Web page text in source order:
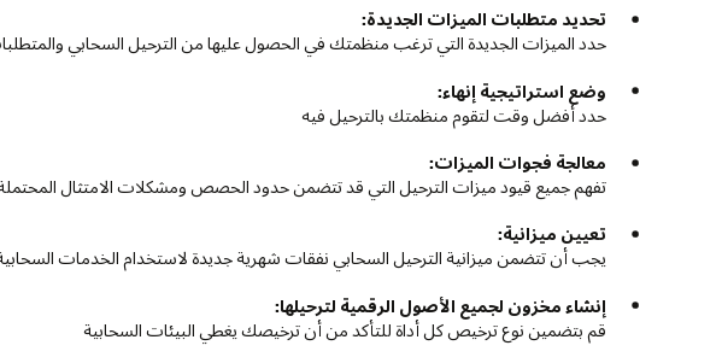
تحديد متطلبات الميزات الجديدة:
حدد الميزات الجديدة التي ترغب منظمتك في الحصول عليها من الترحيل السحابي
وضع استراتيجية إنهاء:
حدد أفضل وقت لتقوم منظمتك بالترحيل فيه
معالجة فجوات الميزات:
تفهم جميع قيود ميزات الترحيل التي قد تتضمن حدود الحصص ومشكلات الامتثال
تعيين ميزانية:
يجب أن تتضمن ميزانية الترحيل السحابي نفقات شهرية جديدة لاستخدام الخدمات
إنشاء مخزون لجميع الأصول الرقمية لترحيلها:
قم بتضمين نوع ترخيص كل أداة للتأكد من أن ترخيصك يغطي البيئات السحابية